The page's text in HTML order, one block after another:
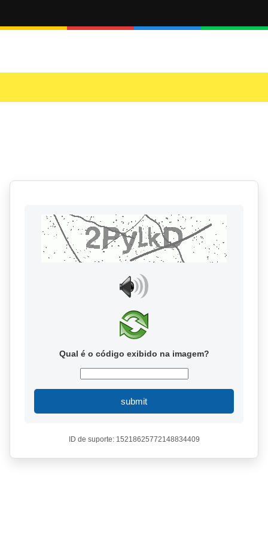
Qual é o código exibido na imagem?
submit
ID de suporte: 15218625772148834409